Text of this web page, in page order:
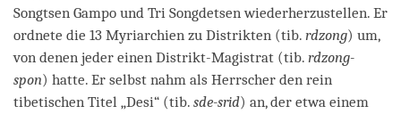
Songtsen Gampo und Tri Songdetsen wiederherzustellen. Er
ordnete die 13 Myriarchien zu Distrikten (tib. rdzong) um,
von denen jeder einen Distrikt-Magistrat (tib. rdzong-
spon) hatte. Er selbst nahm als Herrscher den rein
tibetischen Titel „Desi“ (tib. sde-srid) an, der etwa einem